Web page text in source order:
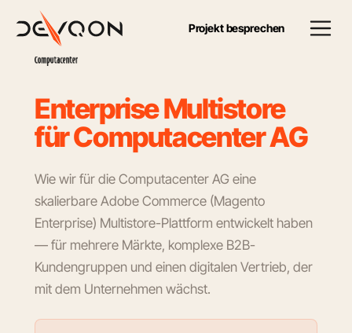
Projekt besprechen
EnterpriseMultistore
fürComputacenterAG
Wie wir für die Computacenter AG eine
skalierbare Adobe Commerce (Magento
Enterprise) Multistore-Plattform entwickelt haben
— für mehrere Märkte, komplexe B2B-
Kundengruppen und einen digitalen Vertrieb, der
mit dem Unternehmen wächst.